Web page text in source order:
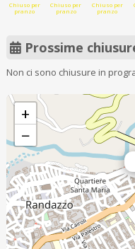
Chiuso per
pranzo
Chiuso per
pranzo
Chiuso per
pranzo
Prossime
Non ci sono chiusure in
+
−